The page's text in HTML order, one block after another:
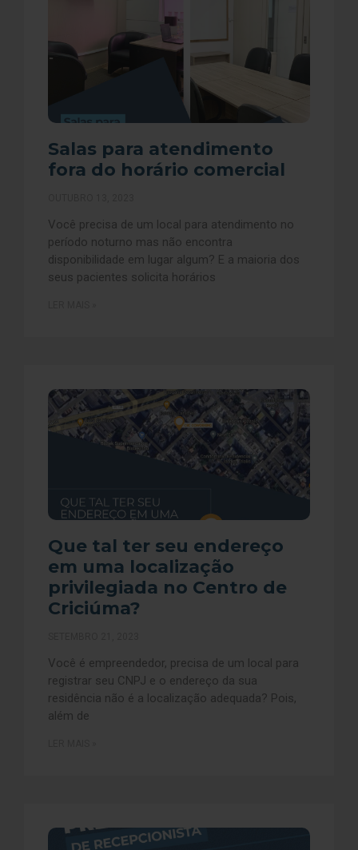
Salas para atendimento
fora do horário comercial
Você precisa de um local para atendimento no
período noturno mas não encontra
disponibilidade em lugar algum? E a maioria dos
seus pacientes solicita horários
Que tal ter seu endereço
em uma localização
privilegiada no Centro de
Criciúma?
Você é empreendedor, precisa de um local para
registrar seu CNPJ e o endereço da sua
residência não é a localização adequada? Pois,
além de